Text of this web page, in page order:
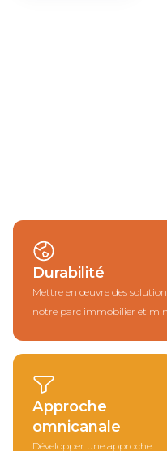
Durabilité
Mettre en œuvre des
notre parc immobilier et
Approche
omnicanale
Développer une approche